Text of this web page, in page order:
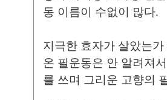
동 이름이 수없이 많다.
지극한 효자가 살았는
온 필운동은 안 알려져
를 쓰며 그리운 고향의